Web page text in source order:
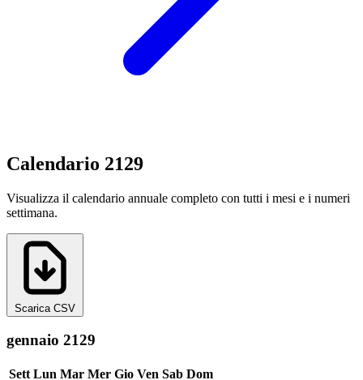
Calendario 2129
Visualizza il calendario annuale completo con tutti i mesi e i numeri
settimana.
Scarica CSV
gennaio 2129
Sett Lun Mar Mer Gio Ven Sab Dom